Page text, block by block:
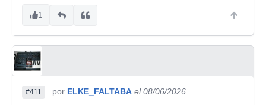
1
#411 por ELKE_FALTABA el 08/06/2026